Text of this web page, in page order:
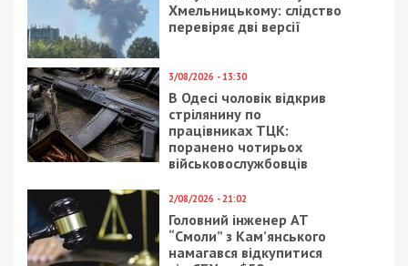
Готовьте тесто для блинов 1,5-2-
литровой бутылке. Всыпьте туда
ингредиенты, закрутите крышку и
хорошо разболтайте. Чисто и никаких
комочков!
Пластиковые бутылки выручат, если в
них заготавливать в морозилку зелень,
перец и помидоры. Эти овощи лучше
разбить блендером или подавить-
порезать и наполнить ими бутылки.
Когда понадобится, достаточно просто
отрезать кусок бутылки с
замороженным в ней типа соусом.